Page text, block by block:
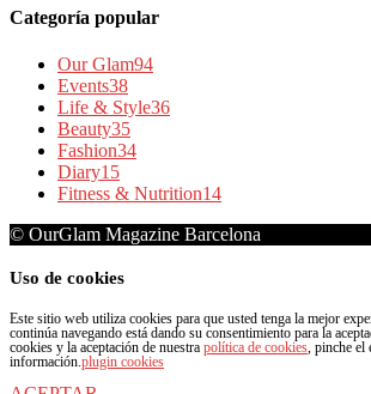
Categoría popular
Our Glam94
Events38
Life & Style36
Beauty35
Fashion34
Diary15
Fitness & Nutrition14
© OurGlam Magazine Barcelona
Uso de cookies
Este sitio web utiliza cookies para que usted tenga la mejor
continúa navegando está dando su consentimiento para la
cookies y la aceptación de nuestra política de cookies, pinche el
información.plugin cookies